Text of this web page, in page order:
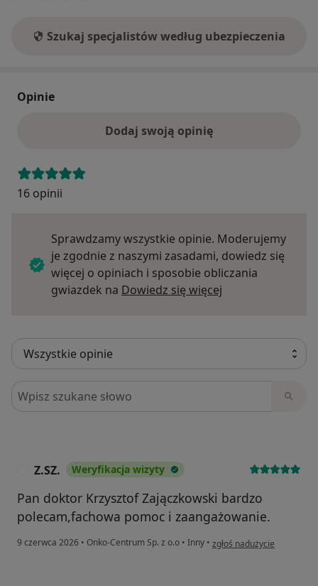
Szukaj specjalistów według ubezpieczenia
Opinie
Dodaj swoją opinię
16 opinii
Sprawdzamy wszystkie opinie. Moderujemy
je zgodnie z naszymi zasadami, dowiedz się
więcej o opiniach i sposobie obliczania
gwiazdek na Dowiedz się więcej
Szukaj w opiniach
Z.SZ. Weryfikacja wizyty
Pan doktor Krzysztof Zajączkowski bardzo
polecam,fachowa pomoc i zaangażowanie.
9 czerwca 2026 • Onko-Centrum Sp. z o.o • Inny • w opinii użytkownika Z.SZ.
zgłoś nadużycie